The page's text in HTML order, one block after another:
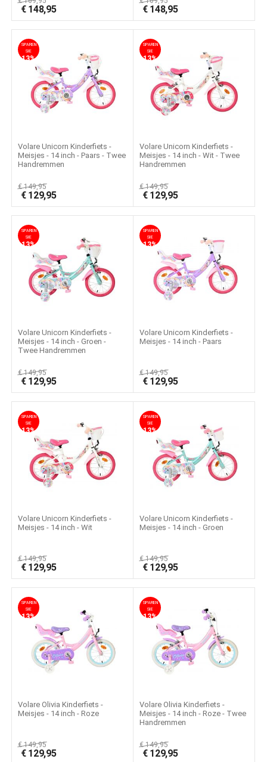
€ 148,95 € 148,95
SPAREN
SIE
13%
Volare Unicorn Kinderfiets -
Meisjes - 14 inch - Paars - Twee
Handremmen
€149,95
€ 129,95
SPAREN
SIE
13%
Volare Unicorn Kinderfiets -
Meisjes - 14 inch - Wit - Twee
Handremmen
€149,95
€ 129,95
SPAREN
SIE
13%
Volare Unicorn Kinderfiets -
Meisjes - 14 inch - Groen -
Twee Handremmen
€149,95
€ 129,95
SPAREN
SIE
13%
Volare Unicorn Kinderfiets -
Meisjes - 14 inch - Paars
€149,95
€ 129,95
SPAREN
SIE
13%
Volare Unicorn Kinderfiets -
Meisjes - 14 inch - Wit
€149,95
€ 129,95
SPAREN
SIE
13%
Volare Unicorn Kinderfiets -
Meisjes - 14 inch - Groen
€149,95
€ 129,95
SPAREN
SIE
13%
Volare Olivia Kinderfiets -
Meisjes - 14 inch - Roze
€149,95
€ 129,95
SPAREN
SIE
13%
Volare Olivia Kinderfiets -
Meisjes - 14 inch - Roze - Twee
Handremmen
€149,95
€ 129,95